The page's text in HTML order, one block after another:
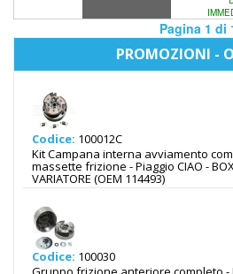
Pagina 1 di
PROMOZIONI -
Codice: 100012C
Kit Campana interna avviamento
massette frizione - Piaggio CIAO -
VARIATORE (OEM 114493)
Codice: 100030